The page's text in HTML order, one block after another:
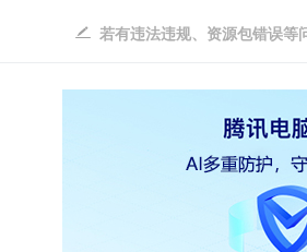
若有违法违规、资源包错误等